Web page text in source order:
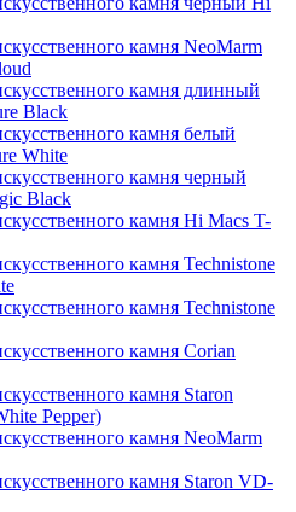
камня NeoMarm
камня длинный
Black
камня белый
White
камня черный
Black
камня Hi Macs T-
камня Technistone
камня Technistone
камня Corian
камня Staron
Pepper)
камня NeoMarm
камня Staron VD-